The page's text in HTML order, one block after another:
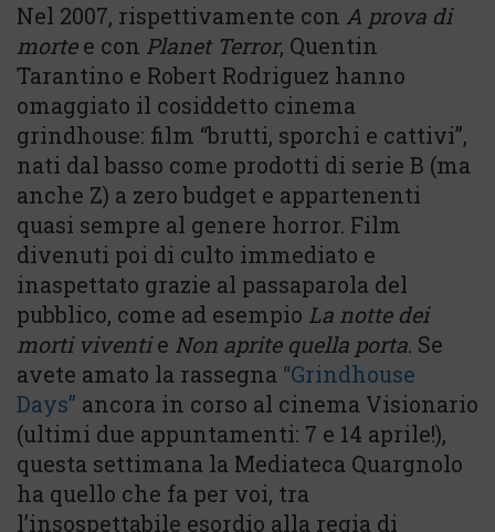
Nel 2007, rispettivamente con A prova di
mortee con Planet Terror, Quentin
Tarantino e Robert Rodriguez hanno
omaggiato il cosiddetto cinema
grindhouse: film “brutti, sporchi e cattivi”,
nati dal basso come prodotti di serie B (ma
anche Z) a zero budget e appartenenti
quasi sempre al genere horror. Film
divenuti poi di culto immediato e
inaspettato grazie al passaparola del
pubblico, come ad esempio La notte dei
morti viventie Non aprite quella porta. Se
avete amato la rassegna “Grindhouse
Days” ancora in corso al cinema Visionario
(ultimi due appuntamenti: 7 e 14 aprile!),
questa settimana la Mediateca Quargnolo
ha quello che fa per voi, tra
l’insospettabile esordio alla regia di